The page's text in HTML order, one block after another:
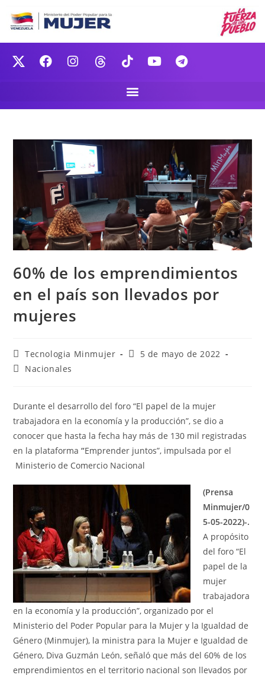
60% de los emprendimientos
en el país son llevados por
mujeres
Tecnologia Minmujer
5 de mayo de 2022
Nacionales
Durante el desarrollo del foro “El papel de la mujer
trabajadora en la economía y la producción”, se dio a
conocer que hasta la fecha hay más de 130 mil registradas
en la plataforma “Emprender juntos”, impulsada por el
Ministerio de Comercio Nacional
(Prensa
Minmujer/0
5-05-2022)-.
A propósito
del foro “El
papel de la
mujer
trabajadora
en la economía y la producción”, organizado por el
Ministerio del Poder Popular para la Mujer y la Igualdad de
Género (Minmujer), la ministra para la Mujer e Igualdad de
Género, Diva Guzmán León, señaló que más del 60% de los
emprendimientos en el territorio nacional son llevados por